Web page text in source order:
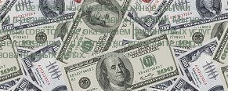
ответственности за возможные убытки
в результате их торговых решений. Мы не
советов и не оказываем финансовых услуг.
бесплатно, исключительно в
целях.Политика